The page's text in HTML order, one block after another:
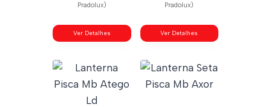
Pradolux)
Ver Detalhes
Pradolux)
Ver Detalhes